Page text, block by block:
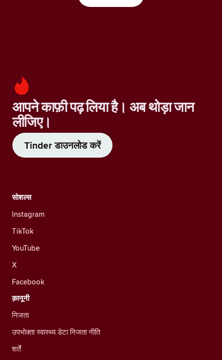
आपने काफ़ी पढ़ लिया है। अब थोड़ा जान
लीजिए।
Tinder डाउनलोड करें
सोशल्स
Instagram
TikTok
YouTube
X
Facebook
क़ानूनी
निजता
उपभोक्ता स्वास्थ्य डेटा निजता नीति
शर्तें